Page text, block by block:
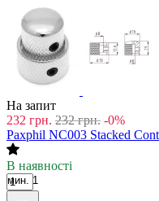
На запит
232 грн. 232 грн. -0%
Paxphil NC003 Stacked
В наявності
мин. 1